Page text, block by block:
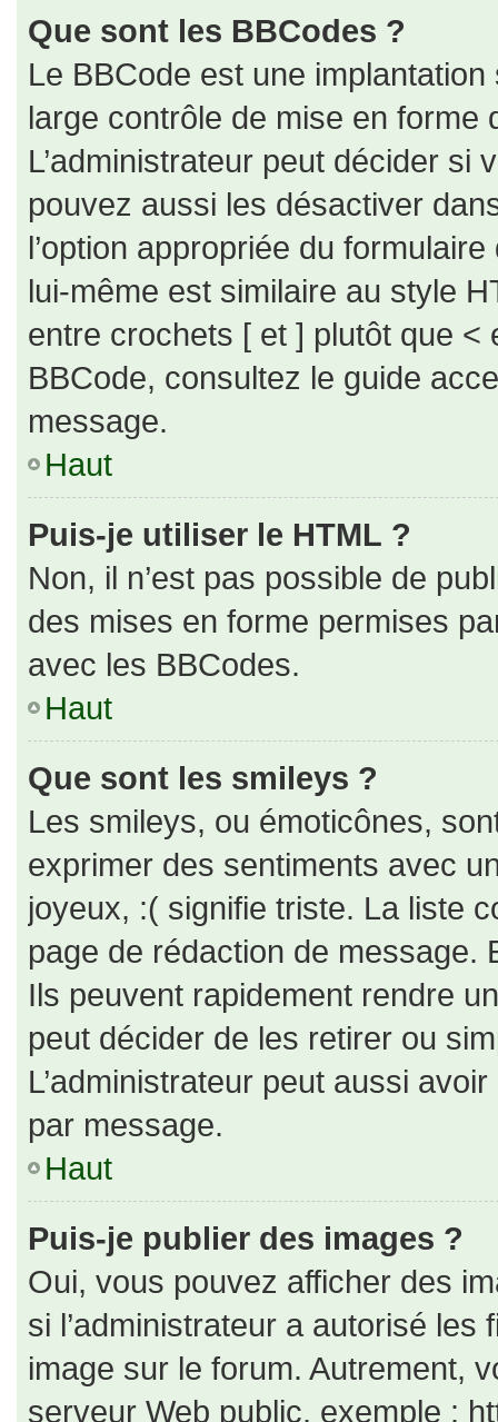
Que sont les BBCodes ?
Le BBCode est une
large contrôle de mise en forme
L’administrateur peut décider
pouvez aussi les désactiver
l’option appropriée du
lui-même est similaire au style
entre crochets [ et ] plutôt que <
BBCode, consultez le guide
message.
Haut
Puis-je utiliser le HTML ?
Non, il n’est pas possible de
des mises en forme permises
avec les BBCodes.
Haut
Que sont les smileys ?
Les smileys, ou émoticônes,
exprimer des sentiments avec
joyeux, :( signifie triste. La liste
page de rédaction de message.
Ils peuvent rapidement rendre
peut décider de les retirer ou
L’administrateur peut aussi
par message.
Haut
Puis-je publier des images ?
Oui, vous pouvez afficher des
si l’administrateur a autorisé
image sur le forum. Autrement,
serveur Web public, exemple :